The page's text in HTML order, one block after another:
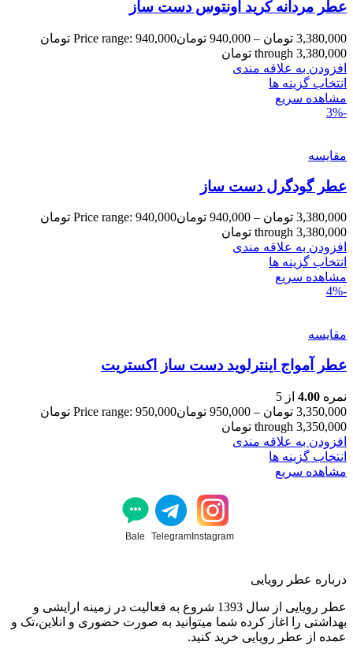
عطر مردانه کرید اونتوس دست ساز
3,380,000 تومان –
940,000 تومان
Price range: 940,000 تومان
through 3,380,000 تومان
افزودن به علاقه مندی
انتخاب گزینه ها
مشاهده سریع
-3%
مقایسه
عطر گودگرل دست ساز
3,380,000 تومان –
940,000 تومان
Price range: 940,000 تومان
through 3,380,000 تومان
افزودن به علاقه مندی
انتخاب گزینه ها
مشاهده سریع
-4%
مقایسه
عطر آمواج اینترلوید دست ساز اکستریت
نمره 4.00 از 5
3,350,000 تومان –
950,000 تومان
Price range: 950,000 تومان
through 3,350,000 تومان
افزودن به علاقه مندی
انتخاب گزینه ها
مشاهده سریع
Instagram
Telegram
Bale
درباره عطر رویایی
عطر رویایی از سال 1393 شروع به فعالیت در زمینه ارایشی و
بهداشتی را اغاز کرده شما میتوانید به صورت حضوری و انلاین،تک و
عمده از عطر رویایی خرید کنید.